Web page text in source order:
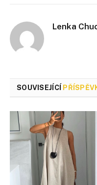
Lenka
SOUVISEJÍCÍ